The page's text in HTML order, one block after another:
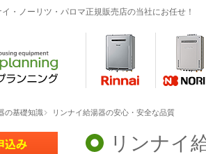
・ノーリツ・パロマ正規販売店の当社にお任せ！
の基礎知識 リンナイ給湯器の安心・安全な品質
リンナイ